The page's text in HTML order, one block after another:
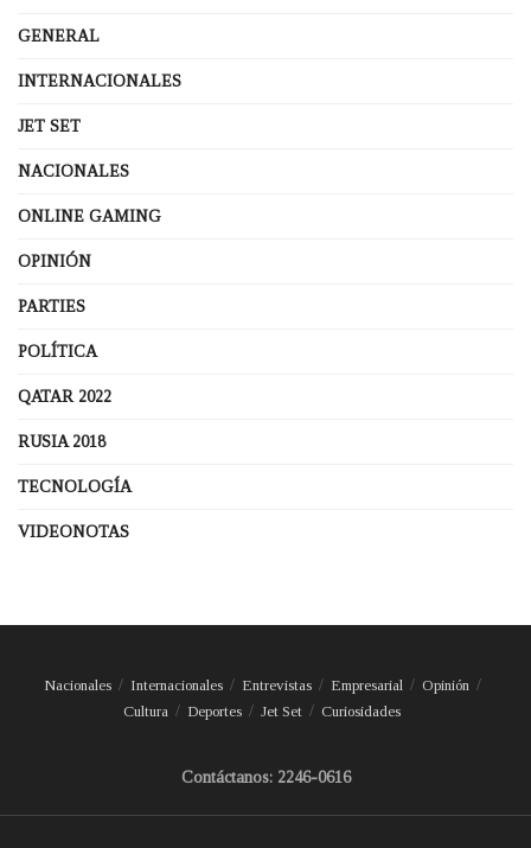
GENERAL
INTERNACIONALES
JET SET
NACIONALES
ONLINE GAMING
OPINIÓN
PARTIES
POLÍTICA
QATAR 2022
RUSIA 2018
TECNOLOGÍA
VIDEONOTAS
Nacionales Internacionales Entrevistas Empresarial
Opinión
Cultura
Deportes Jet Set Curiosidades
Contáctanos: 2246-0616